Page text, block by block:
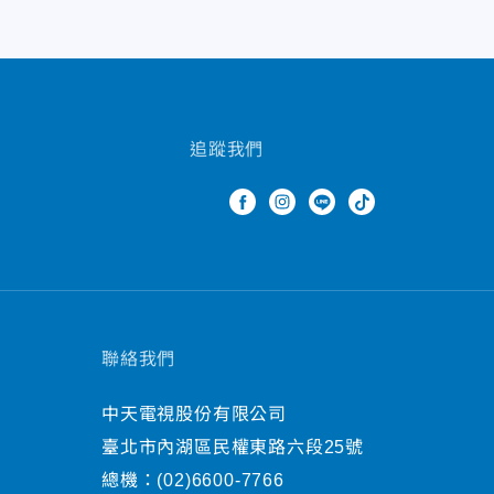
追蹤我們
聯絡我們
中天電視股份有限公司
臺北市內湖區民權東路六段25號
總機： (02)6600-7766